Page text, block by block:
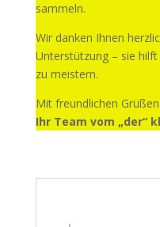
sammeln.
Wir danken Ihnen
Unterstützung – sie
zu meistern.
Mit freundlichen Grüßen
Ihr Team vom „der“